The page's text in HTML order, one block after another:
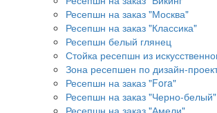
Ресепшн на заказ "Москва"
Ресепшн на заказ "Классика"
Ресепшн белый глянец
Стойка ресепшн из
Зона ресепшен по дизайн-
Ресепшн на заказ "Fora"
Ресепшн на заказ "Черно-белый"
Ресепшн на заказ "Амели"